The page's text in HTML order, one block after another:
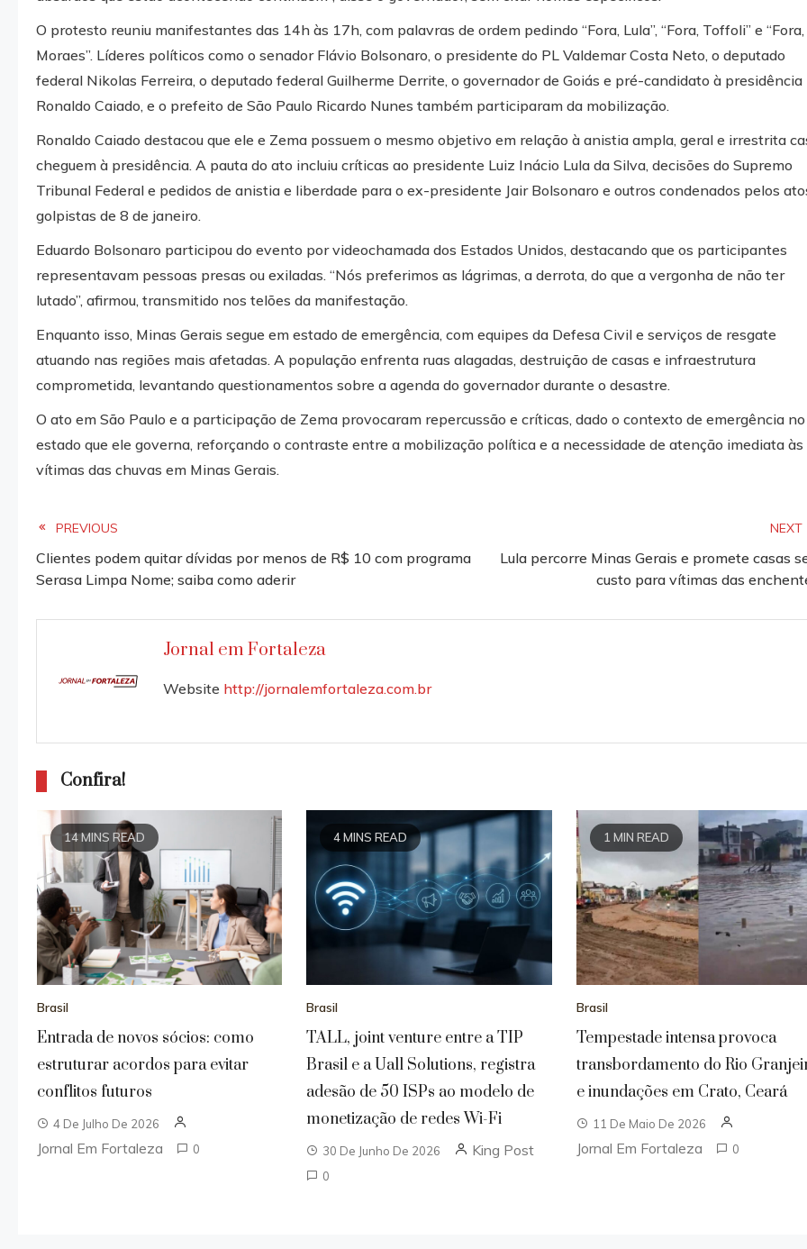
O protesto reuniu manifestantes das 14h às 17h, com palavras de ordem pedindo “Fora, Lula”, “Fora, Toffoli” e “Fora,
Moraes”. Líderes políticos como o senador Flávio Bolsonaro, o presidente do PL Valdemar Costa Neto, o deputado
federal Nikolas Ferreira, o deputado federal Guilherme Derrite, o governador de Goiás e pré-candidato à presidência
Ronaldo Caiado, e o prefeito de São Paulo Ricardo Nunes também participaram da mobilização.
Ronaldo Caiado destacou que ele e Zema possuem o mesmo objetivo em relação à anistia ampla, geral e irrestrita
cheguem à presidência. A pauta do ato incluiu críticas ao presidente Luiz Inácio Lula da Silva, decisões do Supremo
Tribunal Federal e pedidos de anistia e liberdade para o ex-presidente Jair Bolsonaro e outros condenados pelos
golpistas de 8 de janeiro.
Eduardo Bolsonaro participou do evento por videochamada dos Estados Unidos, destacando que os participantes
representavam pessoas presas ou exiladas. “Nós preferimos as lágrimas, a derrota, do que a vergonha de não ter
lutado”, afirmou, transmitido nos telões da manifestação.
Enquanto isso, Minas Gerais segue em estado de emergência, com equipes da Defesa Civil e serviços de resgate
atuando nas regiões mais afetadas. A população enfrenta ruas alagadas, destruição de casas e infraestrutura
comprometida, levantando questionamentos sobre a agenda do governador durante o desastre.
O ato em São Paulo e a participação de Zema provocaram repercussão e críticas, dado o contexto de emergência no
estado que ele governa, reforçando o contraste entre a mobilização política e a necessidade de atenção imediata às
vítimas das chuvas em Minas Gerais.
Read
more
articles
PREVIOUS
Clientes podem quitar dívidas por menos de R$ 10 com programa
Serasa Limpa Nome; saiba como aderir
NEXT
Lula percorre Minas Gerais e promete casas
custo para vítimas das
Jornal em Fortaleza
Website http://jornalemfortaleza.com.br
Confira!
14 MINS READ
Brasil
Entrada de novos sócios: como
estruturar acordos para evitar
conflitos futuros
4 De Julho De 2026
Jornal Em Fortaleza 0
4 MINS READ
Brasil
TALL, joint venture entre a TIP
Brasil e a Uall Solutions, registra
adesão de 50 ISPs ao modelo de
monetização de redes Wi-Fi
30 De Junho De 2026 King Post
0
1 MIN READ
Brasil
Tempestade intensa provoca
transbordamento do Rio
e inundações em Crato, Ceará
11 De Maio De 2026
Jornal Em Fortaleza 0